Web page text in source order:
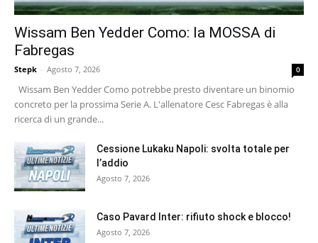
Wissam Ben Yedder Como: la MOSSA di
Fabregas
Stepk - Agosto 7, 2026 0
Wissam Ben Yedder Como potrebbe presto diventare un binomio
concreto per la prossima Serie A. L'allenatore Cesc Fabregas è alla
ricerca di un grande...
Cessione Lukaku Napoli: svolta totale per
l’addio
Agosto 7, 2026
Caso Pavard Inter: rifiuto shock e blocco!
Agosto 7, 2026